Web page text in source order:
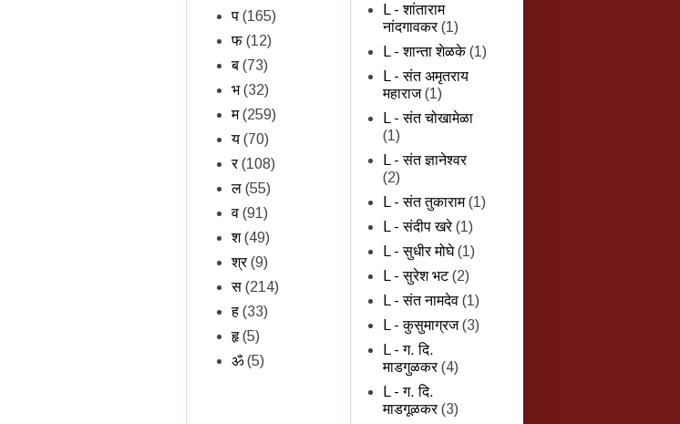
प (165)
फ (12)
ब (73)
भ (32)
म (259)
य (70)
र (108)
ल (55)
व (91)
श (49)
श्र (9)
स (214)
ह (33)
हृ (5)
ॐ (5)
L - शांताराम
नांदगावकर (1)
L - शान्‍ता शेळके (1)
L - संत अमृतराय
महाराज (1)
L - संत चोखामेळा
(1)
L - संत ज्ञानेश्वर
(2)
L - संत तुकाराम (1)
L - संदीप खरे (1)
L - सुधीर मोघे (1)
L - सुरेश भट (2)
L - संत नामदेव (1)
L - कुसुमाग्रज (3)
L - ग. दि.
माडगुळकर (4)
L - ग. दि.
माडगूळकर (3)